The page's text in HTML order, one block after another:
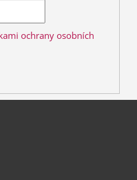
ochrany osobních